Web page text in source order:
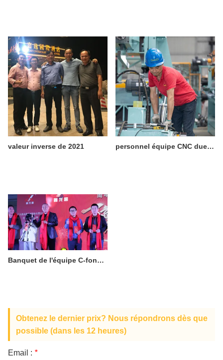
valeur inverse de 2021 personnel équipe CNC duel technique
Banquet de l'équipe C-fondateur
Obtenez le dernier prix? Nous répondrons dès que
possible (dans les 12 heures)
Email : *